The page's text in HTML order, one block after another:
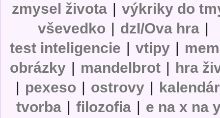
zmysel života | výkriky do
vševedko | dzI/Ova hra |
test inteligencie | vtipy |
obrázky | mandelbrot | hra
| pexeso | ostrovy | kalendár
tvorba | filozofia | e na x na